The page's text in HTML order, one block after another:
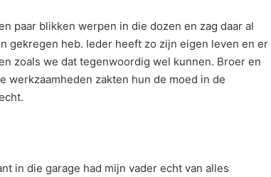
paar blikken werpen in die dozen en zag daar al
gekregen heb. Ieder heeft zo zijn eigen leven en er
zoals we dat tegenwoordig wel kunnen. Broer en
werkzaamheden zakten hun de moed in de
in die garage had mijn vader echt van alles